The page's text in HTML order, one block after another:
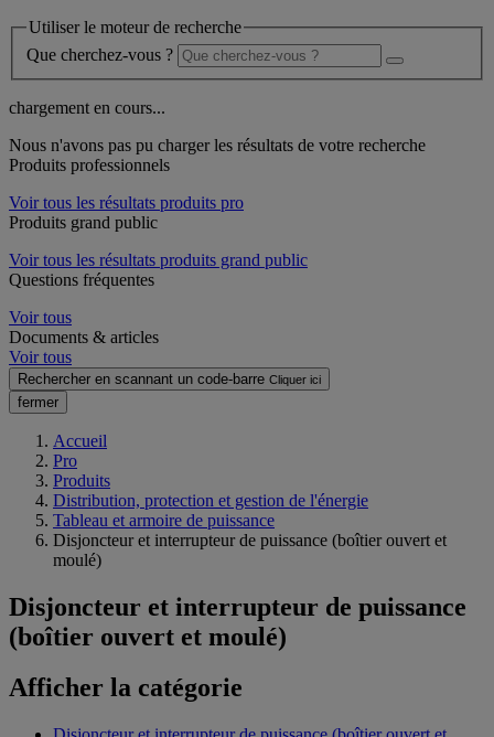
Utiliser le moteur de recherche
Que cherchez-vous ?
chargement en cours...
Nous n'avons pas pu charger les résultats de votre recherche
Produits professionnels
Voir tous les résultats produits pro
Produits grand public
Voir tous les résultats produits grand public
Questions fréquentes
Voir tous
Documents & articles
Voir tous
Rechercher en scannant un code-barre Cliquer ici
fermer
Accueil
Pro
Produits
Distribution, protection et gestion de l'énergie
Tableau et armoire de puissance
Disjoncteur et interrupteur de puissance (boîtier ouvert et
moulé)
Disjoncteur et interrupteur de puissance
(boîtier ouvert et moulé)
Afficher la catégorie